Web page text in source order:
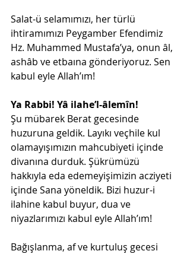
Salat-ü selamımızı, her türlü
ihtiramımızı Peygamber Efendimiz
Hz. Muhammed Mustafa’ya, onun âl,
ashâb ve etbaına gönderiyoruz. Sen
kabul eyle Allah’ım!
Ya Rabbi! Yâ ilahe’l-âlemîn!
Şu mübarek Berat gecesinde
huzuruna geldik. Layıkı veçhile kul
olamayışımızın mahcubiyeti içinde
divanına durduk. Şükrümüzü
hakkıyla eda edemeyişimizin acziyeti
içinde Sana yöneldik. Bizi huzur-i
ilahine kabul buyur, dua ve
niyazlarımızı kabul eyle Allah’ım!
Bağışlanma, af ve kurtuluş gecesi